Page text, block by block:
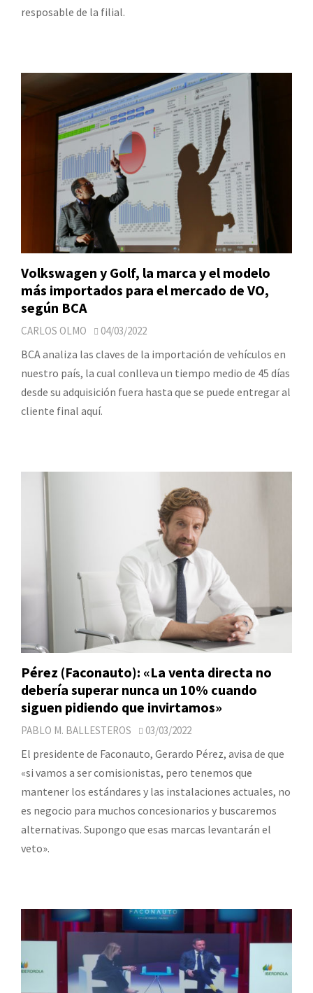
resposable de la filial.
Volkswagen y Golf, la marca y el modelo
más importados para el mercado de VO,
según BCA
CARLOS OLMO 04/03/2022
BCA analiza las claves de la importación de vehículos en
nuestro país, la cual conlleva un tiempo medio de 45 días
desde su adquisición fuera hasta que se puede entregar al
cliente final aquí.
Pérez (Faconauto): «La venta directa no
debería superar nunca un 10% cuando
siguen pidiendo que invirtamos»
PABLO M. BALLESTEROS 03/03/2022
El presidente de Faconauto, Gerardo Pérez, avisa de que
«si vamos a ser comisionistas, pero tenemos que
mantener los estándares y las instalaciones actuales, no
es negocio para muchos concesionarios y buscaremos
alternativas. Supongo que esas marcas levantarán el
veto».